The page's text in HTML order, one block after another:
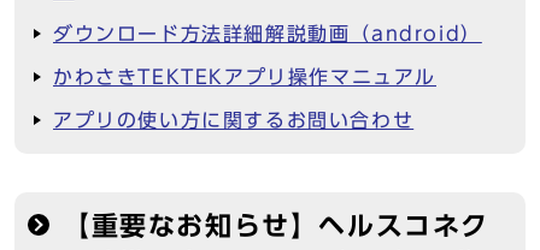
ダウンロード方法詳細解説動画（android）
かわさきTEKTEKアプリ操作マニュアル
アプリの使い方に関するお問い合わせ
【重要なお知らせ】ヘルスコネク